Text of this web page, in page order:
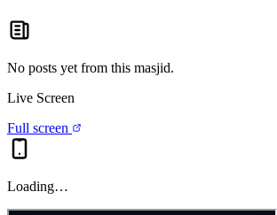
No posts yet from this masjid.
Live Screen
Full screen
Loading…